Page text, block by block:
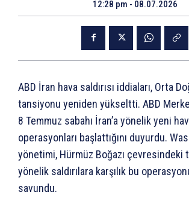
12:28 pm - 08.07.2026
ABD İran hava saldırısı iddiaları, Orta
tansiyonu yeniden yükseltti. ABD
8 Temmuz sabahı İran’a yönelik yeni
operasyonları başlattığını duyurdu.
yönetimi, Hürmüz Boğazı çevresindeki
yönelik saldırılara karşılık bu
savundu.